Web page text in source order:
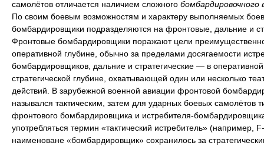
самолётов отличается наличием сложного бомбардировочного
По своим боевым возможностям и характеру выполняемых
бомбардировщики подразделяются на фронтовые, дальние и
Фронтовые бомбардировщики поражают цели
оперативной глубине, обычно за пределами досягаемости
бомбардировщиков, дальние и стратегические — в
стратегической глубине, охватывающей один или несколько
действий. В зарубежной военной авиации фронтовой
назывался тактическим, затем для ударных боевых самолётов
фронтового бомбардировщика и истребителя-
употребляться термин «тактический истребитель» (например,
наименоване «бомбардировщик» сохранилось за